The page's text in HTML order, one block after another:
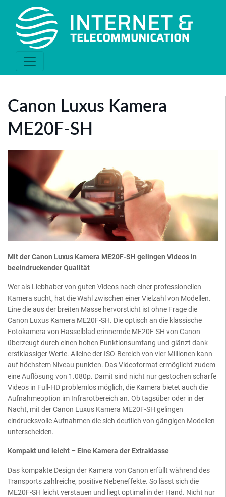
Canon Luxus Kamera
ME20F-SH
Mit der Canon Luxus Kamera ME20F-SH gelingen Videos in
beeindruckender Qualität
Wer als Liebhaber von guten Videos nach einer professionellen
Kamera sucht, hat die Wahl zwischen einer Vielzahl von Modellen.
Eine die aus der breiten Masse hervorsticht ist ohne Frage die
Canon Luxus Kamera ME20F-SH. Die optisch an die klassische
Fotokamera von Hasselblad erinnernde ME20F-SH von Canon
überzeugt durch einen hohen Funktionsumfang und glänzt dank
erstklassiger Werte. Alleine der ISO-Bereich von vier Millionen kann
auf höchstem Niveau punkten. Das Videoformat ermöglicht zudem
eine Auflösung von 1.080p. Damit sind nicht nur gestochen scharfe
Videos in Full-HD problemlos möglich, die Kamera bietet auch die
Aufnahmeoption im Infrarotbereich an. Ob tagsüber oder in der
Nacht, mit der Canon Luxus Kamera ME20F-SH gelingen
eindrucksvolle Aufnahmen die sich deutlich von gängigen Modellen
unterscheiden.
Kompakt und leicht – Eine Kamera der Extraklasse
Das kompakte Design der Kamera von Canon erfüllt während des
Transports zahlreiche, positive Nebeneffekte. So lässt sich die
ME20F-SH leicht verstauen und liegt optimal in der Hand. Nicht nur